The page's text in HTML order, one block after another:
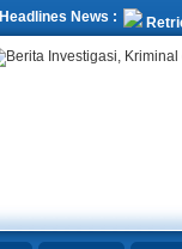
Headlines News :